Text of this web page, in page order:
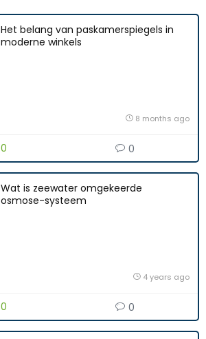
Het belang van paskamerspiegels in
moderne winkels
8 months ago
0 0
Wat is zeewater omgekeerde
osmose-systeem
4 years ago
0 0